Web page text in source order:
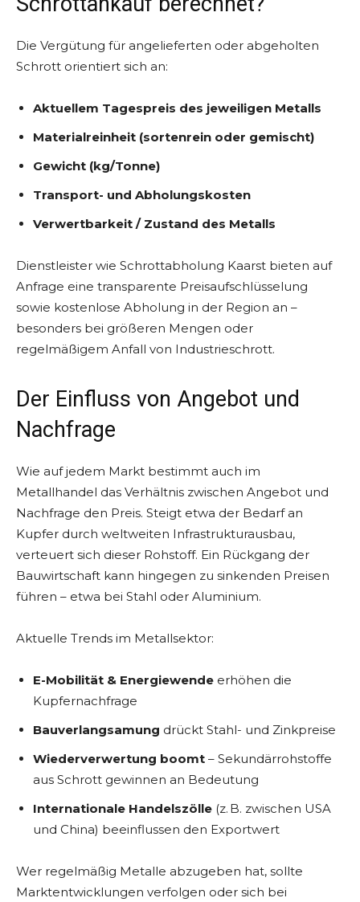
Die Vergütung für angelieferten oder abgeholten
Schrott orientiert sich an:
Aktuellem Tagespreis des jeweiligen Metalls
Materialreinheit (sortenrein oder gemischt)
Gewicht (kg/Tonne)
Transport- und Abholungskosten
Verwertbarkeit / Zustand des Metalls
Dienstleister wie Schrottabholung Kaarst bieten auf
Anfrage eine transparente Preisaufschlüsselung
sowie kostenlose Abholung in der Region an –
besonders bei größeren Mengen oder
regelmäßigem Anfall von Industrieschrott.
Der Einfluss von Angebot und
Nachfrage
Wie auf jedem Markt bestimmt auch im
Metallhandel das Verhältnis zwischen Angebot und
Nachfrage den Preis. Steigt etwa der Bedarf an
Kupfer durch weltweiten Infrastrukturausbau,
verteuert sich dieser Rohstoff. Ein Rückgang der
Bauwirtschaft kann hingegen zu sinkenden Preisen
führen – etwa bei Stahl oder Aluminium.
Aktuelle Trends im Metallsektor:
E-Mobilität & Energiewende erhöhen die
Kupfernachfrage
Bauverlangsamung drückt Stahl- und Zinkpreise
Wiederverwertung boomt – Sekundärrohstoffe
aus Schrott gewinnen an Bedeutung
Internationale Handelszölle (z. B. zwischen USA
und China) beeinflussen den Exportwert
Wer regelmäßig Metalle abzugeben hat, sollte
Marktentwicklungen verfolgen oder sich bei